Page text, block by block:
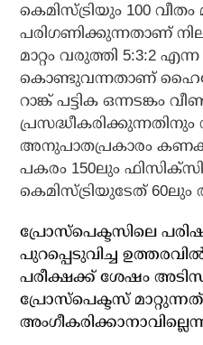
കെമിസ്ട്രിയും 100 വീതം
പരിഗണിക്കുന്നതാണ്
മാറ്റം വരുത്തി 5:3:2
കൊണ്ടുവന്നതാണ്
റാങ്ക് പട്ടിക ഒന്നടങ്കം
അനുപാതപ്രകാരം
പകരം 150ലും
കെമിസ്ട്രിയുടേത്
പ്രോസ്പെക്ടസിലെ
പുറപ്പെടുവിച്ച
പരീക്ഷക്ക് ശേഷം
പ്രോസ്പെക്ടസ് മാറ്റുന്നത്